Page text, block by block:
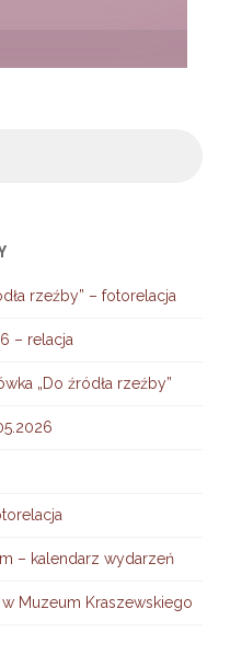
rzeźby” – fotorelacja
– relacja
„Do źródła rzeźby”
– kalendarz wydarzeń
Muzeum Kraszewskiego